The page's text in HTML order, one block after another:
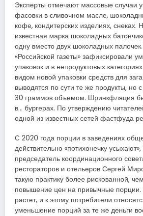
Эксперты отмечают массовые случаи
фасовки в сливочном масле,
кофе, кондитерских изделиях, снеках.
известная марка шоколадных
одну вместо двух шоколадных
«Российской газеты» зафиксировали
упаковок и в непродуктовых
видом новой упаковки средств для
выводятся по сути те же продукты,
30 граммов объемом. Шринкфляция
в… бургерах. По утверждению
одной из известных сетей фастфуда
С 2020 года порции в заведениях
действительно «потихонечку усыхают»,
председатель координационного
рестораторов и отельеров Сергей
такую практику более рискованной,
повышение цен на привычные порции.
растет, и к этому потребители
уменьшение порций за те же деньги